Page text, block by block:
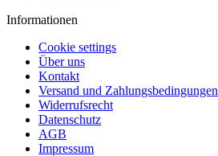
Informationen
Cookie settings
Über uns
Kontakt
Versand und Zahlungsbedingungen
Widerrufsrecht
Datenschutz
AGB
Impressum